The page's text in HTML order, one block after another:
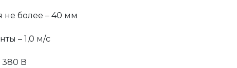
не более – 40 мм
– 1,0 м/с
380 В